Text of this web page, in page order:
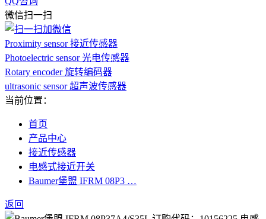
微信扫一扫
Proximity sensor 接近传感器
Photoelectric sensor 光电传感器
Rotary encoder 旋转编码器
ultrasonic sensor 超声波传感器
当前位置：
首页
产品中心
接近传感器
电感式接近开关
Baumer堡盟 IFRM 08P3 …
返回